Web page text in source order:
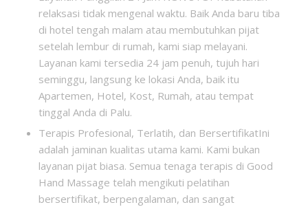
relaksasi tidak mengenal waktu. Baik Anda baru tiba
di hotel tengah malam atau membutuhkan pijat
setelah lembur di rumah, kami siap melayani.
Layanan kami tersedia 24 jam penuh, tujuh hari
seminggu, langsung ke lokasi Anda, baik itu
Apartemen, Hotel, Kost, Rumah, atau tempat
tinggal Anda di Palu.
Terapis Profesional, Terlatih, dan BersertifikatIni
adalah jaminan kualitas utama kami. Kami bukan
layanan pijat biasa. Semua tenaga terapis di Good
Hand Massage telah mengikuti pelatihan
bersertifikat, berpengalaman, dan sangat